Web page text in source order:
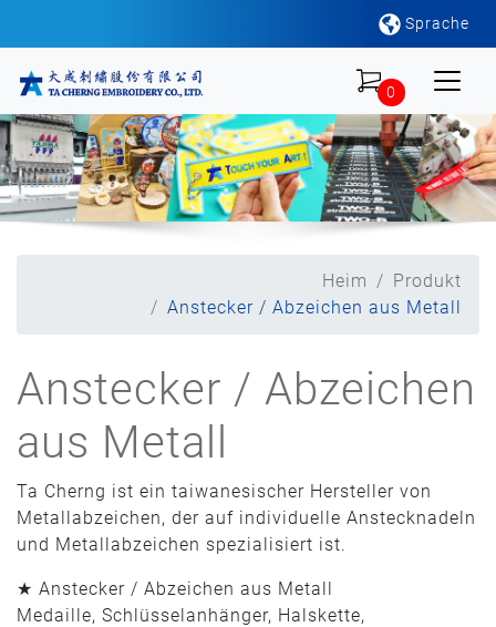
Sprache
0
Heim
Produkt
Anstecker / Abzeichen aus Metall
Anstecker / Abzeichen
aus Metall
Ta Cherng ist ein taiwanesischer Hersteller von
Metallabzeichen, der auf individuelle Anstecknadeln
und Metallabzeichen spezialisiert ist.
★ Anstecker / Abzeichen aus Metall
Medaille, Schlüsselanhänger, Halskette,